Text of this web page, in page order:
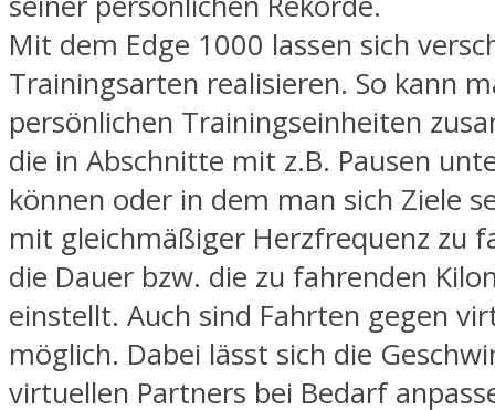
Mit dem Edge 1000 lassen sich
Trainingsarten realisieren. So kann
persönlichen Trainingseinheiten
die in Abschnitte mit z.B. Pausen
können oder in dem man sich Ziele
mit gleichmäßiger Herzfrequenz zu
die Dauer bzw. die zu fahrenden
einstellt. Auch sind Fahrten gegen
möglich. Dabei lässt sich die
virtuellen Partners bei Bedarf